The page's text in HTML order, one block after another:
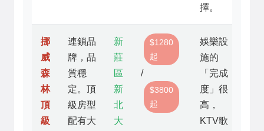
擇。
挪
威
森
林
頂
級
連鎖品
牌，品
質穩
定。頂
級房型
配有大
新
莊
區
新
北
大
$1280
起
/
$3800
起
娛樂設
施的
「完成
度」很
高，
KTV歌